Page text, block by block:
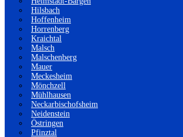
Hilsbach
Hoffenheim
Horrenberg
Kraichtal
Malsch
Malschenberg
Mauer
Meckesheim
Mönchzell
Mühlhausen
Neckarbischofsheim
Neidenstein
Östringen
Pfinztal